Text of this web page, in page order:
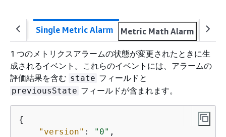
Single Metric Alarm Metric Math Alarm
1 つのメトリクスアラームの状態が変更されたときに生
成されるイベント。これらのイベントには、アラームの
評価結果を含む state フィールドと
previousState フィールドが含まれます。
{
"version" : "0" ,